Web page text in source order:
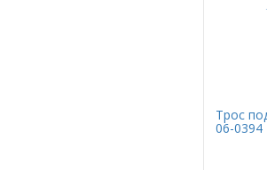
Трос
06-0394